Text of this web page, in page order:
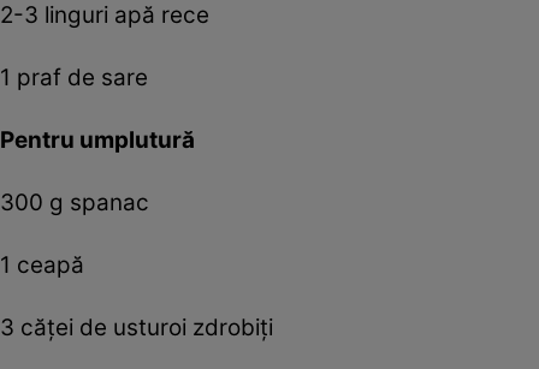
2-3 linguri apă rece
1 praf de sare
Pentru umplutură
300 g spanac
1 ceapă
3 căței de usturoi zdrobiți